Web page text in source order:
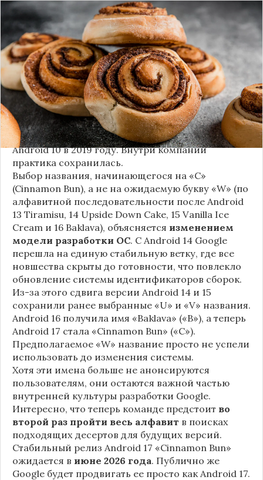
Стало известно внутреннее кодовое имя
следующей крупной версии Android. Как
сообщают источники, Android 17, релиз которой
ожидается в 2026 году, разрабатывается под
названием«Cinnamon Bun»(«Булочка с
корицей»).
Это решение продолжает знаменитую традицию
Google называть версии Android в честь
сладостей и десертов (Cupcake, Donut, KitKat и
т.д.), хотя компанияпрекратила публично
использовать эти именас момента выхода
Android 10 в 2019 году. Внутри компании
практика сохранилась.
Выбор названия, начинающегося на «C»
(Cinnamon Bun), а не на ожидаемую букву «W» (по
алфавитной последовательности после Android
13 Tiramisu, 14 Upside Down Cake, 15 Vanilla Ice
Cream и 16 Baklava), объясняется изменением
модели разработки ОС. С Android 14 Google
перешла на единую стабильную ветку, где все
новшества скрыты до готовности, что повлекло
обновление системы идентификаторов сборок.
Из-за этого сдвига версии Android 14 и 15
сохранили ранее выбранные «U» и «V» названия.
Android 16 получила имя «Baklava» («B»), а теперь
Android 17 стала «Cinnamon Bun» («C»).
Предполагаемое «W» название просто не успели
использовать до изменения системы.
Хотя эти имена больше не анонсируются
пользователям, они остаются важной частью
внутренней культуры разработки Google.
Интересно, что теперь команде предстоит во
второй раз пройти весь алфавит в поисках
подходящих десертов для будущих версий.
Стабильный релиз Android 17 «Cinnamon Bun»
ожидается в июне 2026 года. Публично же
Google будет продвигать ее просто как Android 17.